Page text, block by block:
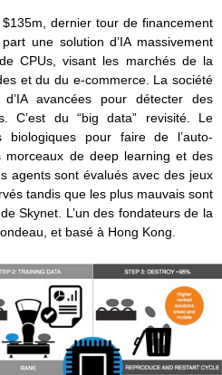
dernier tour de financement
une solution d’IA massivement
CPUs, visant les marchés de la
et du du e-commerce. La société
avancées pour détecter des
C’est du “big data” revisité. Le
biologiques pour faire de l’auto-
morceaux de deep learning et des
agents sont évalués avec des jeux
tandis que les plus mauvais sont
Skynet. L’un des fondateurs de la
et basé à Hong Kong.